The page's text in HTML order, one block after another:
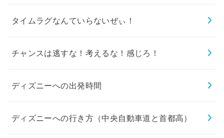
タイムラグなんていらないぜぃ！
チャンスは逃すな！考えるな！感じろ！
ディズニーへの出発時間
ディズニーへの行き方（中央自動車道と首都高）